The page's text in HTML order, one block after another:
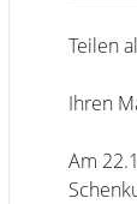
Teilen
Ihren
Am